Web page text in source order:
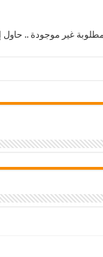
غير موجودة ..